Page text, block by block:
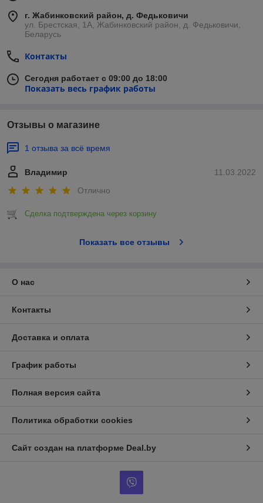
г. Жабинковский район, д. Федьковичи
ул. Брестская, 1А, Жабинковский район, д. Федьковичи,
Беларусь
Контакты
Сегодня работает с 09:00 до 18:00
Показать весь график работы
Отзывы о магазине
1 отзыва за всё время
11.03.2022
Владимир
Отлично
Сделка подтверждена через корзину
Показать все отзывы
О нас
Контакты
Доставка и оплата
График работы
Полная версия сайта
Политика обработки cookies
Сайт создан на платформе Deal.by